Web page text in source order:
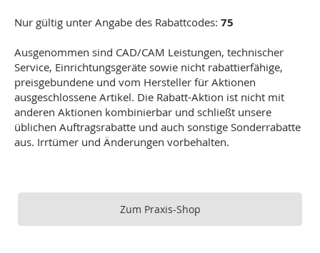
Nur gültig unter Angabe des Rabattcodes: 75
Ausgenommen sind CAD/CAM Leistungen, technischer
Service, Einrichtungsgeräte sowie nicht rabattierfähige,
preisgebundene und vom Hersteller für Aktionen
ausgeschlossene Artikel. Die Rabatt-Aktion ist nicht mit
anderen Aktionen kombinierbar und schließt unsere
üblichen Auftragsrabatte und auch sonstige Sonderrabatte
aus. Irrtümer und Änderungen vorbehalten.
Zum Praxis-Shop